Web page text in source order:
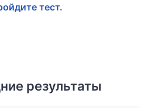
тест.
результаты